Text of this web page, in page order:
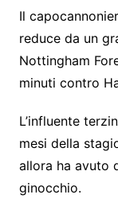
Il
reduce da un
Nottingham
minuti contro
L’influente
mesi della
allora ha avuto
ginocchio.